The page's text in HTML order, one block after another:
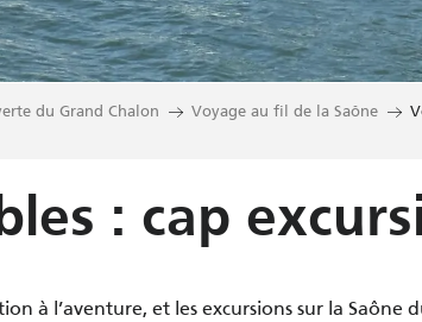
du Grand Chalon Voyage au fil de la Saône
: cap
à l’aventure, et les excursions sur la Saône